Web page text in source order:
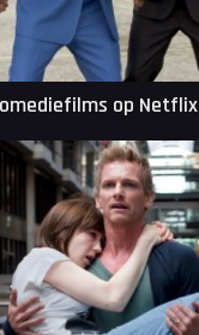
op Netflix